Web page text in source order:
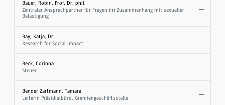
Bauer, Robin, Prof. Dr. phil.
Zentraler Ansprechpartner für Fragen im Zusammenhang mit sexueller
Belästigung
Bay, Katja, Dr.
Research for Social Impact
Beck, Corinna
Steuer
Bender-Zartmann, Tamara
Leiterin Präsidialbüro, Gremiengeschäftsstelle